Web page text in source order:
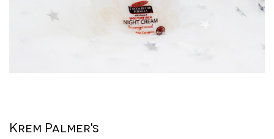
Krem Palmer's